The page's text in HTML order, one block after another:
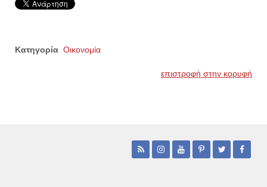
Κατηγορία Οικονομία
επιστροφή στην κορυφή